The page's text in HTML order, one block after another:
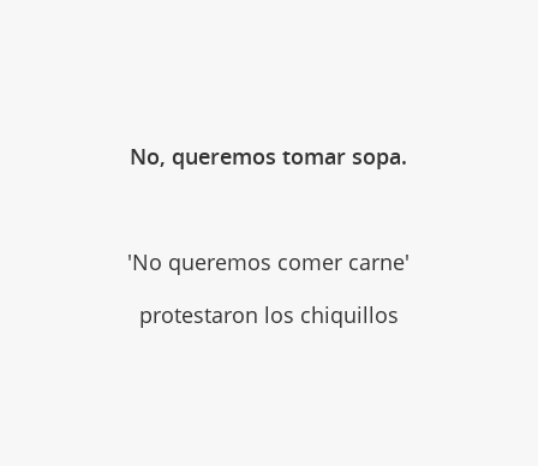
No, queremos tomar sopa.
'No queremos comer carne'
protestaron los chiquillos